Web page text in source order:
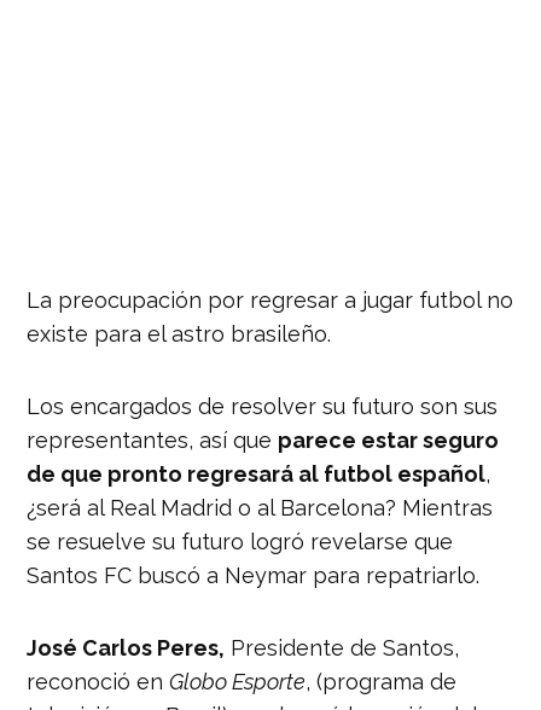
La preocupación por regresar a jugar futbol no
existe para el astro brasileño.
Los encargados de resolver su futuro son sus
representantes, así que parece estar seguro
de que pronto regresará al futbol español,
¿será al Real Madrid o al Barcelona? Mientras
se resuelve su futuro logró revelarse que
Santos FC buscó a Neymar para repatriarlo.
José Carlos Peres, Presidente de Santos,
reconoció enGlobo Esporte, (programa de